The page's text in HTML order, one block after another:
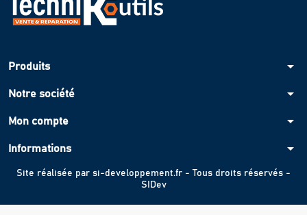
Produits arrow_drop_down
Notre société arrow_drop_down
Mon compte arrow_drop_down
Informations arrow_drop_down
Site réalisée par si-developpement.fr - Tous droits réservés -
SIDev